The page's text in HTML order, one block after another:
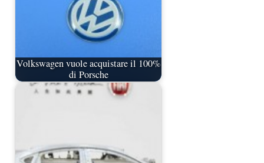
Volkswagen vuole acquistare il 100%
di Porsche